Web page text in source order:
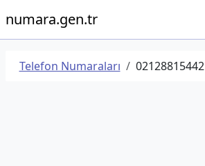
numara.gen.tr
Telefon Numaraları 02128815442